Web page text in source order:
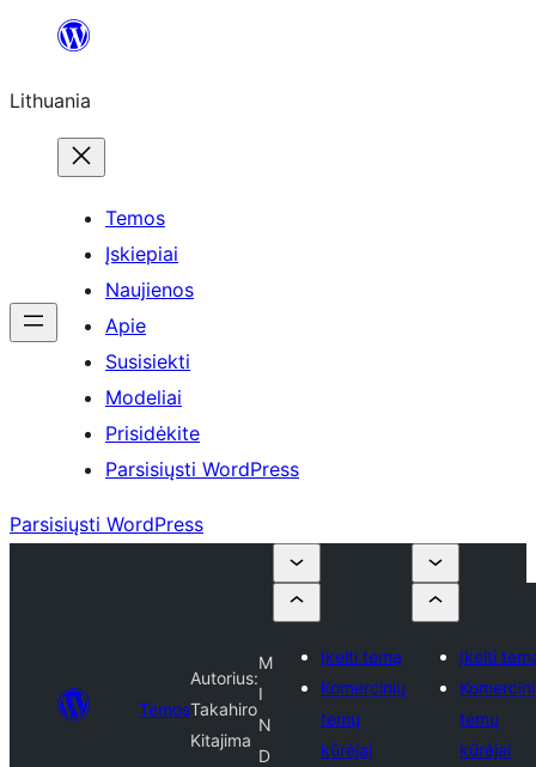
turinio
Lithuania
Temos
Įskiepiai
Naujienos
Apie
Susisiekti
Modeliai
Prisidėkite
Parsisiųsti WordPress
Parsisiųsti WordPress
Temos
Autorius:
Takahiro
Kitajima
M
I
N
D
Įkelti temą
Komercinių
temų
kūrėjai
Įkelti
temų
kūrėjai